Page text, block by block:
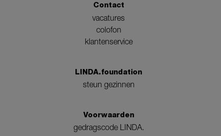
Contact
vacatures
colofon
klantenservice
LINDA.foundation
steun gezinnen
Voorwaarden
gedragscode LINDA.